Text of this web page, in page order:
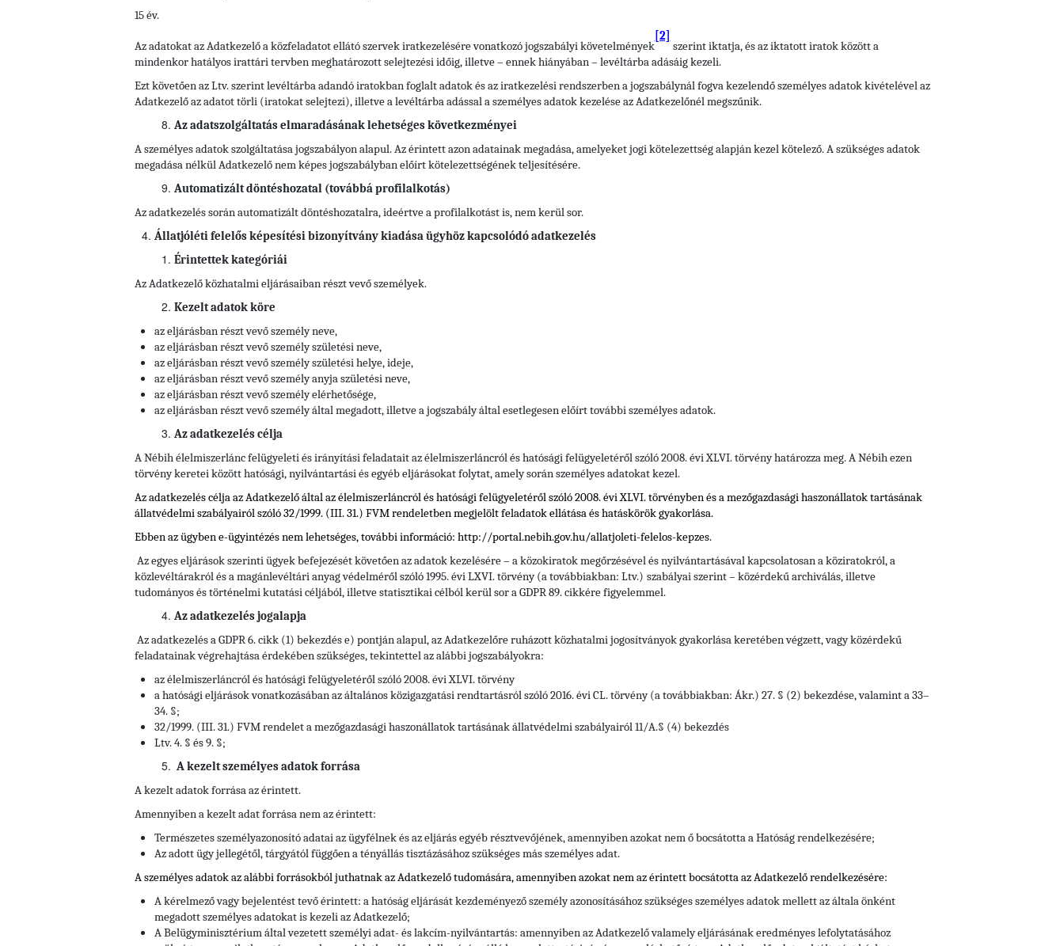
15 év.
Az adatokat az Adatkezelő a közfeladatot ellátó szervek iratkezelésére vonatkozó jogszabályi követelmények
[2]
szerint iktatja, és az iktatott iratok között a
mindenkor hatályos irattári tervben meghatározott selejtezési időig, illetve – ennek hiányában – levéltárba adásáig kezeli.
Ezt követően az Ltv. szerint levéltárba adandó iratokban foglalt adatok és az iratkezelési rendszerben a jogszabálynál fogva kezelendő személyes adatok kivételével az
Adatkezelő az adatot törli (iratokat selejtezi), illetve a levéltárba adással a személyes adatok kezelése az Adatkezelőnél megszűnik.
Az adatszolgáltatás elmaradásának lehetséges következményei
A személyes adatok szolgáltatása jogszabályon alapul. Az érintett azon adatainak megadása, amelyeket jogi kötelezettség alapján kezel kötelező. A szükséges adatok
megadása nélkül Adatkezelő nem képes jogszabályban előírt kötelezettségének teljesítésére.
Automatizált döntéshozatal (továbbá profilalkotás)
Az adatkezelés során automatizált döntéshozatalra, ideértve a profilalkotást is, nem kerül sor.
Állatjóléti felelős képesítési bizonyítvány kiadása ügyhöz kapcsolódó adatkezelés
Érintettek kategóriái
Az Adatkezelő közhatalmi eljárásaiban részt vevő személyek.
Kezelt adatok köre
az eljárásban részt vevő személy neve,
az eljárásban részt vevő személy születési neve,
az eljárásban részt vevő személy születési helye, ideje,
az eljárásban részt vevő személy anyja születési neve,
az eljárásban részt vevő személy elérhetősége,
az eljárásban részt vevő személy által megadott, illetve a jogszabály által esetlegesen előírt további személyes adatok.
Az adatkezelés célja
A Nébih élelmiszerlánc felügyeleti és irányítási feladatait az élelmiszerláncról és hatósági felügyeletéről szóló 2008. évi XLVI. törvény határozza meg. A Nébih ezen
törvény keretei között hatósági, nyilvántartási és egyéb eljárásokat folytat, amely során személyes adatokat kezel.
Az adatkezelés célja az Adatkezelő által az élelmiszerláncról és hatósági felügyeletéről szóló 2008. évi XLVI. törvényben és amezőgazdasági haszonállatok tartásának
állatvédelmi szabályairól szóló 32/1999. (III. 31.) FVM rendeletbenmegjelölt feladatok ellátása és hatáskörök gyakorlása.
Ebben az ügyben e-ügyintézés nem lehetséges, további információ: http://portal.nebih.gov.hu/allatjoleti-felelos-kepzes.
Az egyes eljárások szerinti ügyek befejezését követően az adatok kezelésére – a közokiratok megőrzésével és nyilvántartásával kapcsolatosan a köziratokról, a
közlevéltárakról és a magánlevéltári anyag védelméről szóló 1995. évi LXVI. törvény (a továbbiakban: Ltv.) szabályai szerint – közérdekű archiválás, illetve
tudományos és történelmi kutatási céljából, illetve statisztikai célból kerül sor a GDPR 89. cikkére figyelemmel.
Az adatkezelés jogalapja
Az adatkezelés a GDPR 6. cikk (1) bekezdés e) pontján alapul, az Adatkezelőre ruházott közhatalmi jogosítványok gyakorlása keretében végzett, vagy közérdekű
feladatainak végrehajtása érdekében szükséges, tekintettel az alábbi jogszabályokra:
az élelmiszerláncról és hatósági felügyeletéről szóló 2008. évi XLVI. törvény
a hatósági eljárások vonatkozásában az általános közigazgatási rendtartásról szóló 2016. évi CL. törvény (a továbbiakban: Ákr.) 27. § (2) bekezdése, valamint a 33–
34. §;
32/1999. (III. 31.) FVM rendelet a mezőgazdasági haszonállatok tartásának állatvédelmi szabályairól 11/A.§ (4) bekezdés
Ltv. 4. § és 9. §;
A kezelt személyes adatok forrása
A kezelt adatok forrása az érintett.
Amennyiben a kezelt adat forrása nem az érintett:
Természetes személyazonosító adatai az ügyfélnek és az eljárás egyéb résztvevőjének, amennyiben azokat nem ő bocsátotta a Hatóság rendelkezésére;
Az adott ügy jellegétől, tárgyától függően a tényállás tisztázásához szükséges más személyes adat.
A személyes adatok az alábbi forrásokból juthatnak az Adatkezelő tudomására, amennyiben azokat nem az érintett bocsátotta az Adatkezelő rendelkezésére:
A kérelmező vagy bejelentést tevő érintett: a hatóság eljárását kezdeményező személy azonosításához szükséges személyes adatok mellett az általa önként
megadott személyes adatokat is kezeli az Adatkezelő;
A Belügyminisztérium által vezetett személyi adat- és lakcím-nyilvántartás: amennyiben az Adatkezelő valamely eljárásának eredményes lefolytatásához